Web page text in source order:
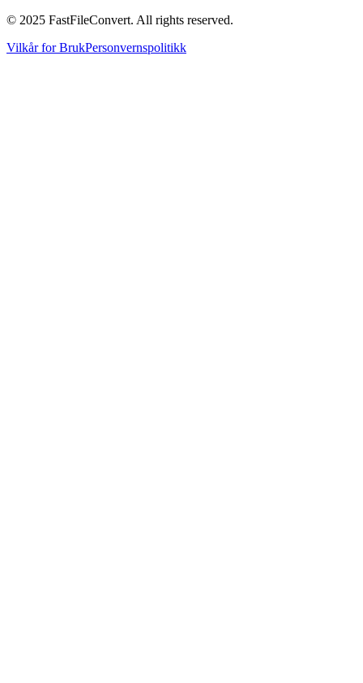
© 2025 FastFileConvert. All rights reserved.
Vilkår for BrukPersonvernspolitikk